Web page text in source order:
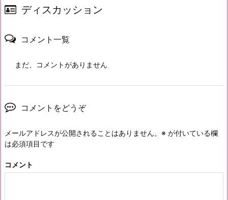
ディスカッション
コメント一覧
まだ、コメントがありません
コメントをどうぞ
メールアドレスが公開されることはありません。 ※ が付いている欄
は必須項目です
コメント